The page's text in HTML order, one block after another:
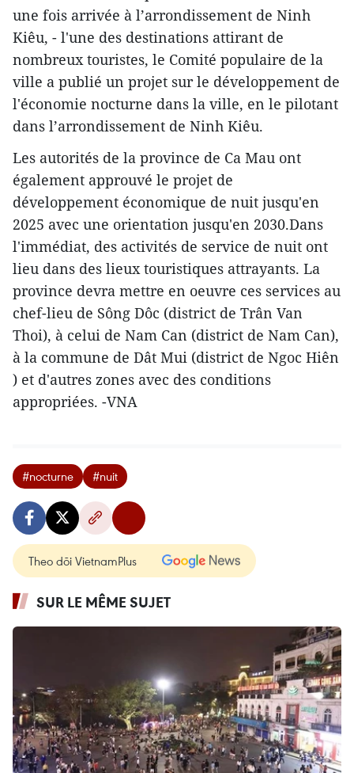
une fois arrivée à l’arrondissement de Ninh
Kiêu, - l'une des destinations attirant de
nombreux touristes, le Comité populaire de la
ville a publié un projet sur le développement de
l'économie nocturne dans la ville, en le pilotant
dans l’arrondissement de Ninh Kiêu.
Les autorités de la province de Ca Mau ont
également approuvé le projet de
développement économique de nuit jusqu'en
2025 avec une orientation jusqu'en 2030.Dans
l'immédiat, des activités de service de nuit ont
lieu dans des lieux touristiques attrayants. La
province devra mettre en oeuvre ces services au
chef-lieu de Sông Dôc (district de Trân Van
Thoi), à celui de Nam Can (district de Nam Can),
à la commune de Dât Mui (district de Ngoc Hiên
) et d'autres zones avec des conditions
appropriées. -VNA
#nocturne #nuit
Theo dõi VietnamPlus
SUR LE MÊME SUJET